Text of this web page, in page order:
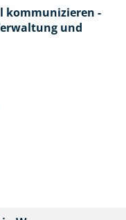
kommunizieren -
und